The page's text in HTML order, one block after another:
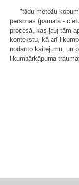
"tādu metožu
personas (pamatā -
procesā, kas ļauj tām
kontekstu, kā arī
nodarīto kaitējumu, un
likumpārkāpuma